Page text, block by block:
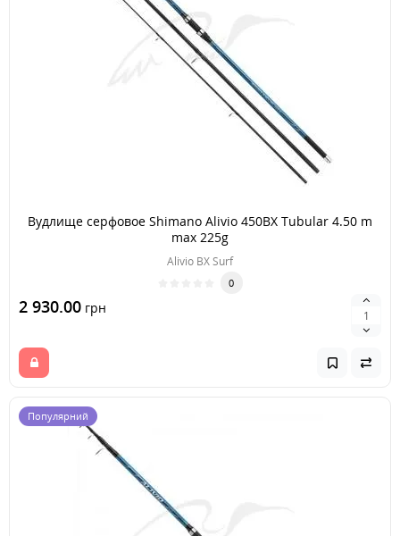
Вудлище серфовое Shimano Alivio 450BX Tubular 4.50 m
max 225g
Alivio BX Surf
0
2 930.00 грн
Популярний